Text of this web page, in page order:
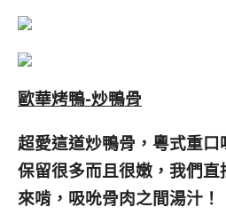
歐華烤鴨-炒鴨骨
超愛這道炒鴨骨，粵式重
保留很多而且很嫩，我們
來啃，吸吮骨肉之間湯汁！